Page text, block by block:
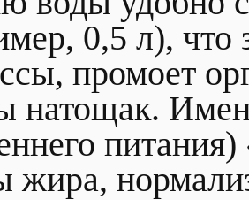
0,5 л), что
промоет
натощак.
жира,